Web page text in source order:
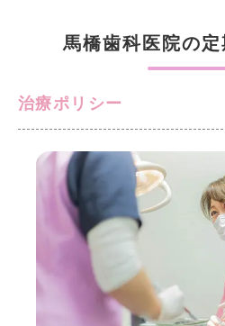
馬橋歯科医院の
治療ポリシー